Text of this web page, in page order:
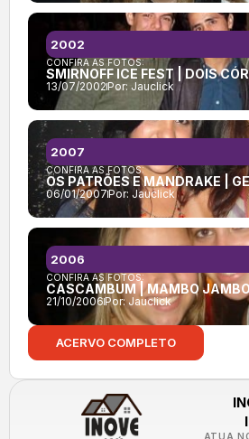
CONFIRA AS FOTOS:
SMIRNOFF ICE FEST | DOIS
13/07/2002Por: Jauclick
2002
CONFIRA AS FOTOS:
OS PATRÕES E MANDRAKE |
06/01/2007Por: Jauclick
2007
CONFIRA AS FOTOS:
CASCAMBUM | MAMBO
21/10/2006 Por: Jauclick
2006
ACERVO COMPLETO
ATUA